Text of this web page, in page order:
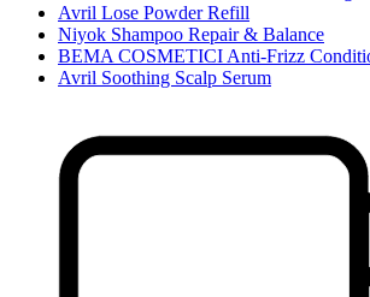
Avril Lose Powder Refill
Niyok Shampoo Repair & Balance
BEMA COSMETICI Anti-Frizz
Avril Soothing Scalp Serum